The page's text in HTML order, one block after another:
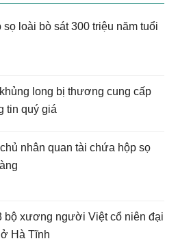
sọ loài bò sát 300 triệu năm tuổi
long bị thương cung cấp
tin quý giá
nhân quan tài chứa hộp sọ
bộ xương người Việt cổ niên đại
Hà Tĩnh